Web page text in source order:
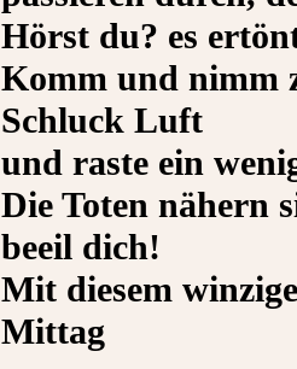
Hörst du? es
Komm und nimm
Schluck Luft
und raste ein
Die Toten nähern
beeil dich!
Mit diesem
Mittag